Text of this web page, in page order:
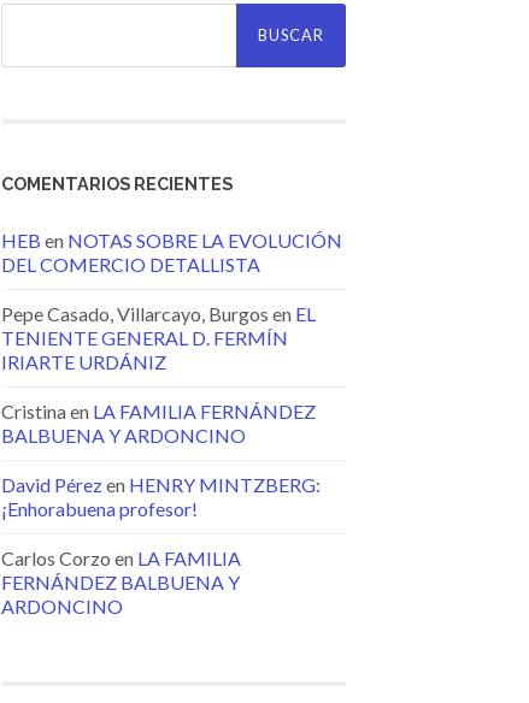
Buscar:
COMENTARIOS RECIENTES
HEB en NOTAS SOBRE LA EVOLUCIÓN
DEL COMERCIO DETALLISTA
Pepe Casado, Villarcayo, Burgos en EL
TENIENTE GENERAL D. FERMÍN
IRIARTE URDÁNIZ
Cristinaen LA FAMILIA FERNÁNDEZ
BALBUENA Y ARDONCINO
David Pérezen HENRY MINTZBERG:
¡Enhorabuena profesor!
Carlos Corzo en LA FAMILIA
FERNÁNDEZ BALBUENA Y
ARDONCINO